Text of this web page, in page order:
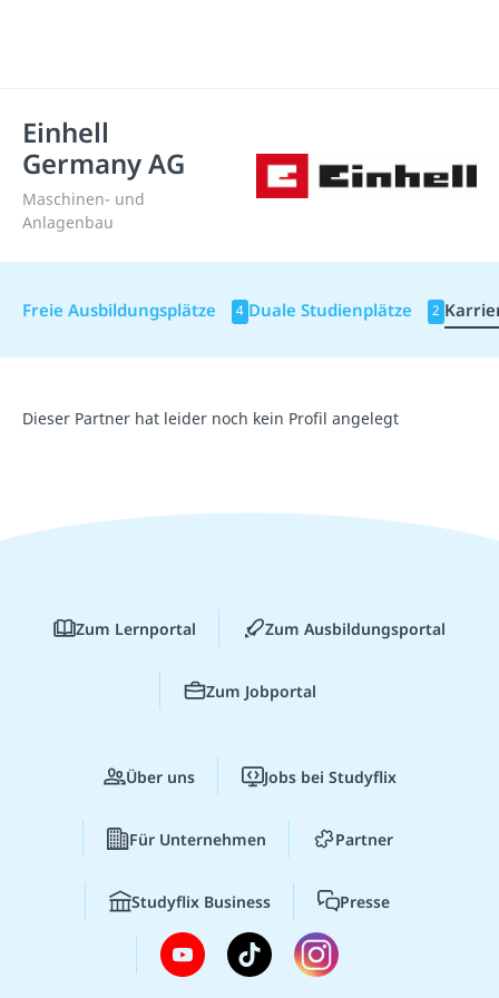
Einhell
Germany AG
Maschinen- und
Anlagenbau
Freie Ausbildungsplätze 4 Duale Studienplätze 2
Dieser Partner hat leider noch kein Profil angelegt
Zum Lernportal Zum Ausbildungsportal
Zum Jobportal
Über uns Jobs bei Studyflix
Für Unternehmen Partner
Studyflix Business Presse